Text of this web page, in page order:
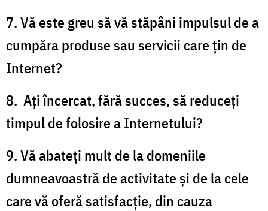
7. Vă este greu să vă stăpâni impulsul de a
cumpăra produse sau servicii care ţin de
Internet?
8. Aţi încercat, fără succes, să reduceţi
timpul de folosire a Internetului?
9. Vă abateţi mult de la domeniile
dumneavoastră de activitate şi de la cele
care vă oferă satisfacţie, din cauza